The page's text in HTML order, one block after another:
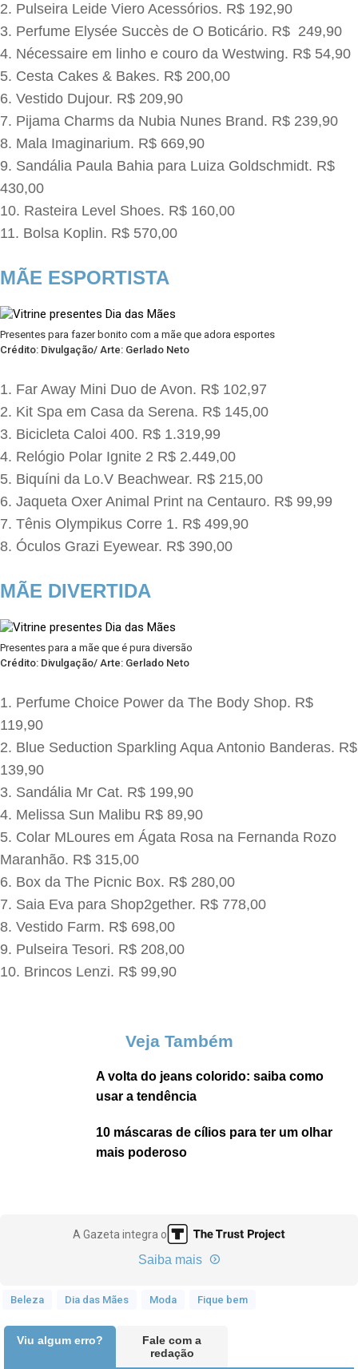
Pulseira Leide Viero Acessórios. R$ 192,90
Perfume Elysée Succès de O Boticário. R$ 249,90
Nécessaire em linho e couro da Westwing. R$ 54,90
Cesta Cakes & Bakes. R$ 200,00
Vestido Dujour. R$ 209,90
Pijama Charms da Nubia Nunes Brand. R$ 239,90
Mala Imaginarium. R$ 669,90
Sandália Paula Bahia para Luiza Goldschmidt. R$
430,00
Rasteira Level Shoes. R$ 160,00
Bolsa Koplin. R$ 570,00
MÃE ESPORTISTA
Presentes para fazer bonito com a mãe que adora esportes
Crédito: Divulgação/ Arte: Gerlado Neto
Far Away Mini Duo de Avon. R$ 102,97
Kit Spa em Casa da Serena. R$ 145,00
Bicicleta Caloi 400. R$ 1.319,99
Relógio Polar Ignite 2 R$ 2.449,00
Biquíni da Lo.V Beachwear. R$ 215,00
Jaqueta Oxer Animal Print na Centauro. R$ 99,99
Tênis Olympikus Corre 1. R$ 499,90
Óculos Grazi Eyewear. R$ 390,00
MÃE DIVERTIDA
Presentes para a mãe que é pura diversão
Crédito: Divulgação/ Arte: Gerlado Neto
Perfume Choice Power da The Body Shop. R$
119,90
Blue Seduction Sparkling Aqua Antonio Banderas. R$
139,90
Sandália Mr Cat. R$ 199,90
Melissa Sun Malibu R$ 89,90
Colar MLoures em Ágata Rosa na Fernanda Rozo
Maranhão. R$ 315,00
Box da The Picnic Box. R$ 280,00
Saia Eva para Shop2gether. R$ 778,00
Vestido Farm. R$ 698,00
Pulseira Tesori. R$ 208,00
Brincos Lenzi. R$ 99,90
Veja Também
A volta do jeans colorido: saiba como
usar a tendência
10 máscaras de cílios para ter um olhar
mais poderoso
A Gazeta integra o
Saiba mais
Beleza Dia das Mães Moda Fique bem
Viu algum erro?
Fale com a
redação